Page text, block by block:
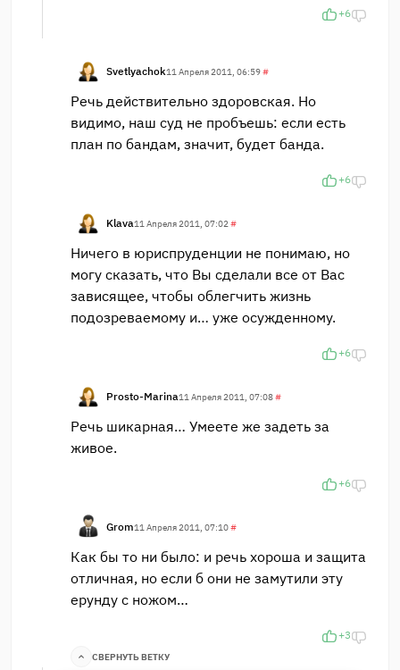
+6
Svetlyachok11 Апреля 2011, 06:59#
Речь действительно здоровская. Но
видимо, наш суд не пробъешь: если есть
план по бандам, значит, будет банда.
+6
Klava11 Апреля 2011, 07:02#
Ничего в юриспруденции не понимаю, но
могу сказать, что Вы сделали все от Вас
зависящее, чтобы облегчить жизнь
подозреваемому и… уже осужденному.
+6
Prosto-Marina11 Апреля 2011, 07:08#
Речь шикарная… Умеете же задеть за
живое.
+6
Grom11 Апреля 2011, 07:10#
Как бы то ни было: и речь хороша и защита
отличная, но если б они не замутили эту
ерунду с ножом…
+3
СВЕРНУТЬ ВЕТКУ